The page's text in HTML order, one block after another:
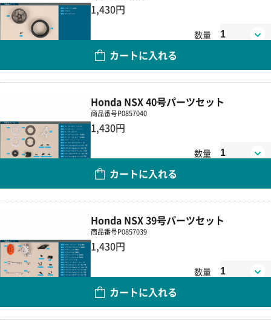
1,430円
数量
カートに入れる
Honda NSX 40号パーツセット
商品番号P0857040
1,430円
数量
カートに入れる
Honda NSX 39号パーツセット
商品番号P0857039
1,430円
数量
カートに入れる